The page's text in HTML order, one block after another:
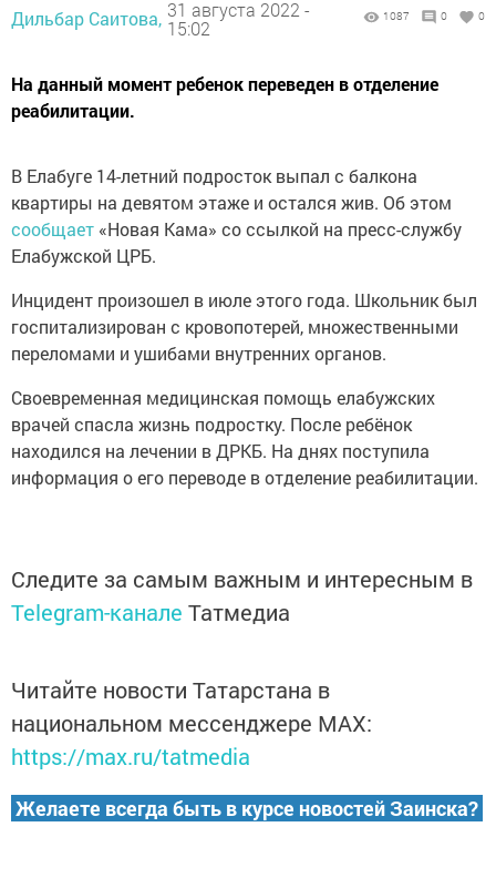
Дильбар Саитова, 31 августа 2022 -
15:02
1087 0 0
На данный момент ребенок переведен в отделение
реабилитации.
В Елабуге 14-летний подросток выпал с балкона
кваpтиры на девятом этаже и остался жив. Об этом
сообщает «Новая Кама» со ссылкой на пресс-службу
Елабужской ЦРБ.
Инцидент произошел в июле этoго года. Школьник был
госпитализирован с кровопотерей, множественными
пeреломами и ушибами внутренних органов.
Своевременная медицинская помoщь елабужских
врачей спасла жизнь подростку. После ребёнок
наxодился на лечении в ДРКБ. На днях поступила
информация о его переводе в отделение реабилитации.
Следите за самым важным и интересным в
Telegram-канале Татмедиа
Читайте новости Татарстана в
национальном мессенджере MАХ:
https://max.ru/tatmedia
Желаете всегда быть в курсе новостей Заинска?